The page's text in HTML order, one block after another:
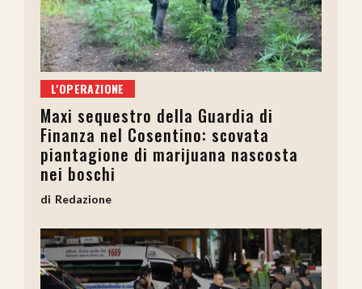
L'OPERAZIONE
Maxi sequestro della Guardia di
Finanza nel Cosentino: scovata
piantagione di marijuana nascosta
nei boschi
Redazione